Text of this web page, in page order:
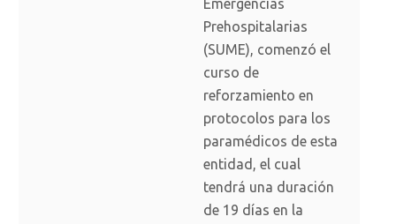
Emergencias
Prehospitalarias
(SUME), comenzó el
curso de
reforzamiento en
protocolos para los
paramédicos de esta
entidad, el cual
tendrá una duración
de 19 días en la